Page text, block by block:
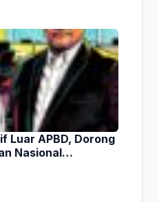
Luar APBD, Dorong
Nasional